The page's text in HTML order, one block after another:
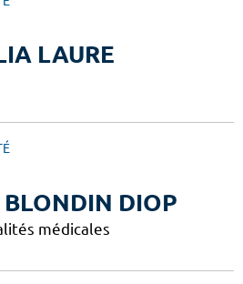
LAURE
DIOP
médicales